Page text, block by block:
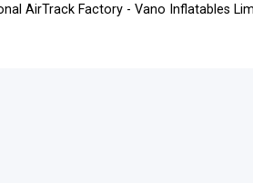
AirTrack Factory - Vano Inflatables